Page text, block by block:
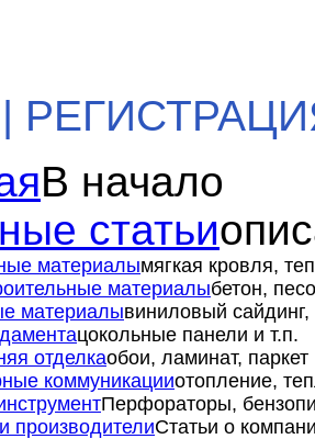
В начало
статьи
материалымягкая кровля,
материалыбетон,
материалывиниловый сайдинг,
цокольные панели и т.п.
отделкаобои, ламинат, паркет
коммуникацииотопление,
Перфораторы,
производителиСтатьи о